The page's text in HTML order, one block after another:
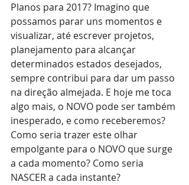
Planos para 2017? Imagino que
possamos parar uns momentos e
visualizar, até escrever projetos,
planejamento para alcançar
determinados estados desejados,
sempre contribui para dar um passo
na direção almejada. E hoje me toca
algo mais, o NOVO pode ser também
inesperado, e como receberemos?
Como seria trazer este olhar
empolgante para o NOVO que surge
a cada momento? Como seria
NASCER a cada instante?